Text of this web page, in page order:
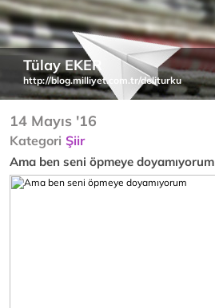
Tülay EKER
http://blog.milliyet.com.tr/deliturku
14 Mayıs '16
Kategori Şiir
Ama ben seni öpmeye doyamıyorum